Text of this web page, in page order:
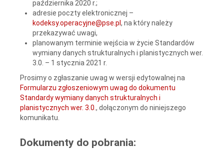
października 2020 r.;
adresie poczty elektronicznej –
kodeksy.operacyjne@pse.pl , na który należy
przekazywać uwagi,
planowanym terminie wejścia w życie Standardów
wymiany danych strukturalnych i planistycznych wer.
3.0. – 1 stycznia 2021 r.
Prosimy o zgłaszanie uwag w wersji edytowalnej na
Formularzu zgłoszeniowym uwag do dokumentu
Standardy wymiany danych strukturalnych i
planistycznych wer. 3.0. , dołączonym do niniejszego
komunikatu.
Dokumenty do pobrania: